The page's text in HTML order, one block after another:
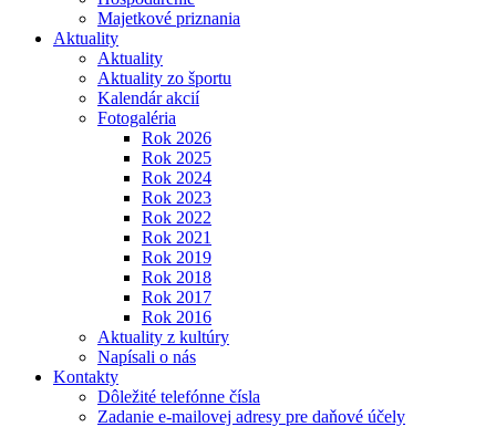
Majetkové priznania
Aktuality
Aktuality
Aktuality zo športu
Kalendár akcií
Fotogaléria
Rok 2026
Rok 2025
Rok 2024
Rok 2023
Rok 2022
Rok 2021
Rok 2019
Rok 2018
Rok 2017
Rok 2016
Aktuality z kultúry
Napísali o nás
Kontakty
Dôležité telefónne čísla
Zadanie e-mailovej adresy pre daňové účely